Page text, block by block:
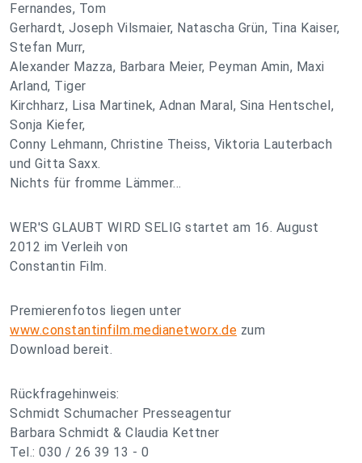
Fernandes, Tom
Gerhardt, Joseph Vilsmaier, Natascha Grün, Tina Kaiser,
Stefan Murr,
Alexander Mazza, Barbara Meier, Peyman Amin, Maxi
Arland, Tiger
Kirchharz, Lisa Martinek, Adnan Maral, Sina Hentschel,
Sonja Kiefer,
Conny Lehmann, Christine Theiss, Viktoria Lauterbach
und Gitta Saxx.
Nichts für fromme Lämmer...
WER'S GLAUBT WIRD SELIG startet am 16. August
2012 im Verleih von
Constantin Film.
Premierenfotos liegen unter
www.constantinfilm.medianetworx.de zum
Download bereit.
Rückfragehinweis:
Schmidt Schumacher Presseagentur
Barbara Schmidt & Claudia Kettner
Tel.: 030 / 26 39 13 - 0